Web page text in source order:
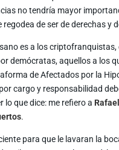
no tendría mayor
de ser de derechas y
es a los
demócratas, aquellos a los
de Afectados por la
cargo y responsabilidad
lo que dice: me refiero a
.
para que le lavaran la